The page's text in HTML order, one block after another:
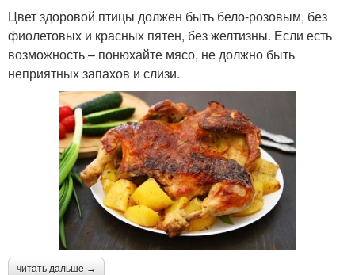
Цвет здоровой птицы должен быть бело-розовым, без
фиолетовых и красных пятен, без желтизны. Если есть
возможность – понюхайте мясо, не должно быть
неприятных запахов и слизи.
читать дальше →